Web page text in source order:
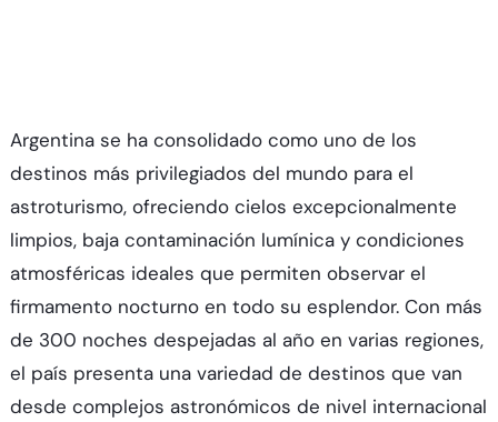
Argentina se ha consolidado como uno de los
destinos más privilegiados del mundo para el
astroturismo, ofreciendo cielos excepcionalmente
limpios, baja contaminación lumínica y condiciones
atmosféricas ideales que permiten observar el
firmamento nocturno en todo su esplendor. Con más
de 300 noches despejadas al año en varias regiones,
el país presenta una variedad de destinos que van
desde complejos astronómicos de nivel internacional